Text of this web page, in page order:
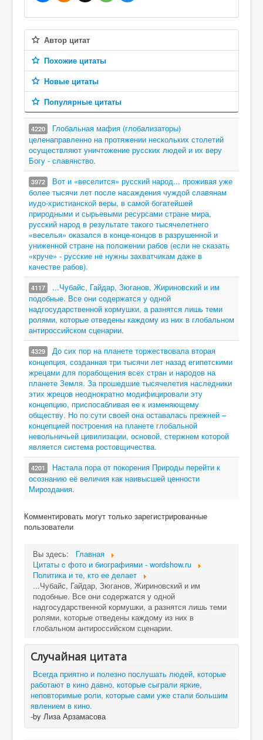
Автор цитат
Похожие цитаты
Новые цитаты
Популярные цитаты
4220
Глобальная мафия (глобализаторы)
целенаправленно на протяжении нескольких столетий
осуществляют уничтожение русских людей и их веру
Богу - славянство.
3972
Вот и «веселится» русский народ... проживая уже
более тысячи лет после насаждения чуждой славянам
иудо-христианской веры, в самой богатейшей
природными и сырьевыми ресурсами стране мира,
русский народ в результате такого тысячелетнего
«веселья» оказался в конце-концов в разрушенной и
униженной стране на положении рабов (если не сказать
«круче» - русские не нужны захватчикам даже в
качестве рабов).
4117
...Чубайс, Гайдар, Зюганов, Жириновский и им
подобные. Все они содержатся у одной
надгосударственной кормушки, а разнятся лишь теми
ролями, которые отведены каждому из них в глобальном
антироссийском сценарии.
4329
До сих пор на планете торжествовала вторая
концепция, созданная три тысячи лет назад египетскими
жрецами для порабощения всех стран и народов на
планете Земля. За прошедшие тысячелетия наследники
этих жрецов неоднократно модифицировали эту
концепцию, приспосабливая ее к изменяющему
обществу. Но по сути своей она оставалась прежней –
концепцией построения на планете глобальной
невольничьей цивилизации, основой, стержнем которой
является система ростовщичества.
4201
Настала пора от покорения Природы перейти к
осознанию её величия как наивысшей ценности
Мироздания.
Комментировать могут только зарегистрированные
пользователи
Вы здесь:
Главная
Цитаты c фото и биографиями - wordshow.ru
Политика и те, кто ее делает
...Чубайс, Гайдар, Зюганов, Жириновский и им
подобные. Все они содержатся у одной
надгосударственной кормушки, а разнятся лишь теми
ролями, которые отведены каждому из них в
глобальном антироссийском сценарии.
Случайная цитата
Всегда приятно и полезно послушать людей, которые
работают в кино давно, которые сыграли яркие,
неповторимые роли, которые сами уже стали большим
явлением в кино.
-by Лиза Арзамасова